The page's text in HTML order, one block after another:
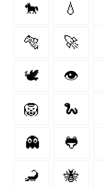
🐎 💧
🐅 🚀
🕊️ 👁
🦁 🐍
👻 🐸
🦂 🐝